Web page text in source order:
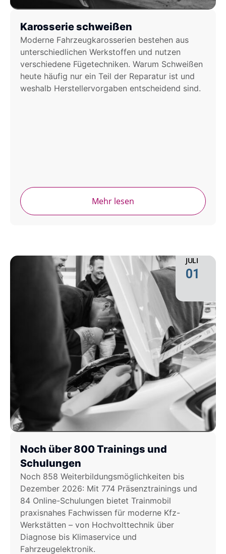
Karosserie schweißen
Moderne Fahrzeugkarosserien bestehen aus
unterschiedlichen Werkstoffen und nutzen
verschiedene Fügetechniken. Warum Schweißen
heute häufig nur ein Teil der Reparatur ist und
weshalb Herstellervorgaben entscheidend sind.
Mehr lesen
JULI
01
Noch über 800 Trainings und
Schulungen
Noch 858 Weiterbildungsmöglichkeiten bis
Dezember 2026: Mit 774 Präsenztrainings und
84 Online-Schulungen bietet Trainmobil
praxisnahes Fachwissen für moderne Kfz-
Werkstätten – von Hochvolttechnik über
Diagnose bis Klimaservice und
Fahrzeugelektronik.